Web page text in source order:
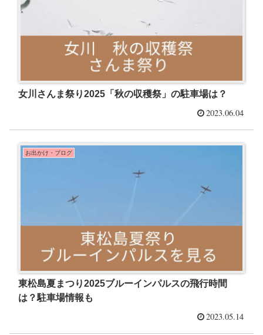
女川さんま祭り2025「秋の収穫祭」の駐車場は？
2023.06.04
お出かけ・ブログ
東松島夏まつり2025ブルーインパルスの飛行時間
は？駐車場情報も
2023.05.14